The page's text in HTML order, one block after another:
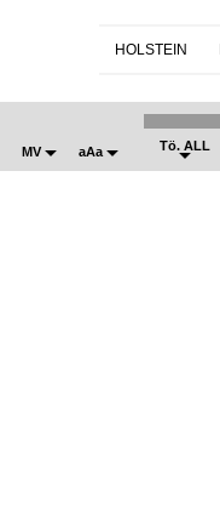
HOLSTEIN
MV aAa Tö. ALL